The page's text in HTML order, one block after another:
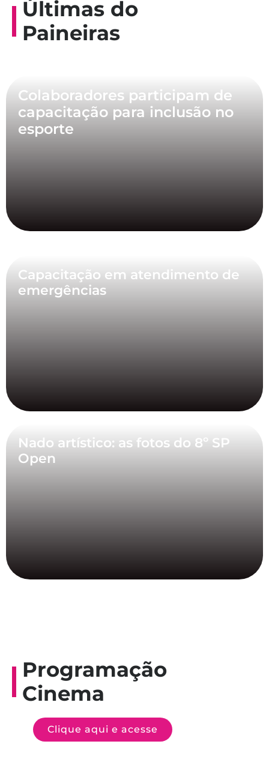
Últimas do
Paineiras
Colaboradores participam de
capacitação para inclusão no
esporte
Capacitação em atendimento de
emergências
Nado artístico: as fotos do 8º SP
Open
Programação
Cinema
Clique aqui e acesse